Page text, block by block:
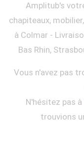
Amplitub's
chapiteaux,
à Colmar -
Bas Rhin,
Vous n'avez pas
N'hésitez pas à
trouvions